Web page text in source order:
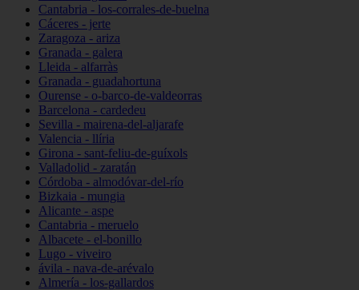
Cantabria - los-corrales-de-buelna
Cáceres - jerte
Zaragoza - ariza
Granada - galera
Lleida - alfarràs
Granada - guadahortuna
Ourense - o-barco-de-valdeorras
Barcelona - cardedeu
Sevilla - mairena-del-aljarafe
Valencia - llíria
Girona - sant-feliu-de-guíxols
Valladolid - zaratán
Córdoba - almodóvar-del-río
Bizkaia - mungia
Alicante - aspe
Cantabria - meruelo
Albacete - el-bonillo
Lugo - viveiro
ávila - nava-de-arévalo
Almería - los-gallardos